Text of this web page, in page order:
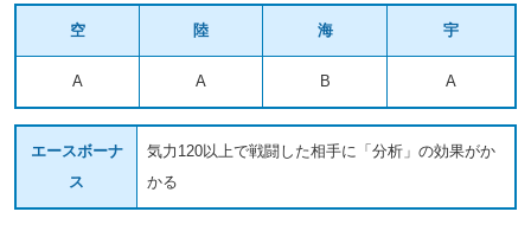
空 陸 海 宇
A A B A
エースボーナ
ス
気力120以上で戦闘した相手に「分析」の効果がか
かる